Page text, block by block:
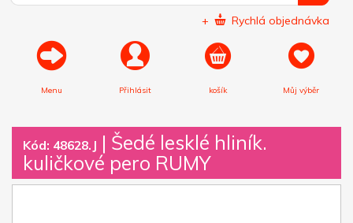
+ Rychlá objednávka
Menu Přihlásit košík Můj výběr
Kód: 48628.J | Šedé lesklé hliník.
kuličkové pero RUMY